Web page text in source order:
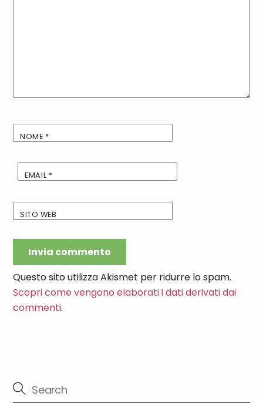
NOME *
EMAIL *
SITO WEB
Questo sito utilizza Akismet per ridurre lo spam.
Scopri come vengono elaborati i dati derivati dai
commenti.